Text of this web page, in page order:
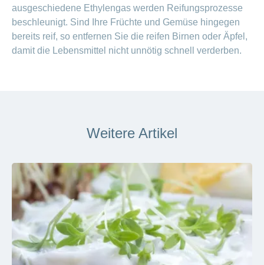
ausgeschiedene Ethylengas werden Reifungsprozesse
beschleunigt. Sind Ihre Früchte und Gemüse hingegen
bereits reif, so entfernen Sie die reifen Birnen oder Äpfel,
damit die Lebensmittel nicht unnötig schnell verderben.
Weitere Artikel